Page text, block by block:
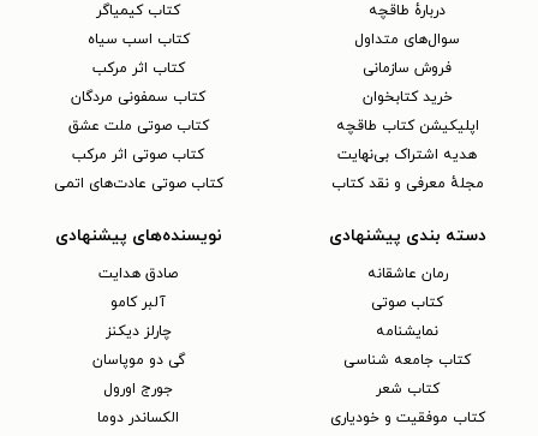
دربارهٔ طاقچه
سوال‌های متداول
فروش سازمانی
خرید کتابخوان
اپلیکیشن کتاب طاقچه
هدیه اشتراک بی‌نهایت
مجلهٔ معرفی و نقد کتاب
کتاب کیمیاگر
کتاب اسب سیاه
کتاب اثر مرکب
کتاب سمفونی مردگان
کتاب صوتی ملت عشق
کتاب صوتی اثر مرکب
کتاب صوتی عادت‌های اتمی
دسته بندی پیشنهادی
رمان عاشقانه
کتاب‌ صوتی
نمایشنامه
کتاب جامعه شناسی
کتاب شعر
کتاب موفقیت و خودیاری
نویسنده‌های پیشنهادی
صادق هدایت
آلبر کامو
چارلز دیکنز
گی دو موپاسان
جورج اورول
الکساندر دوما